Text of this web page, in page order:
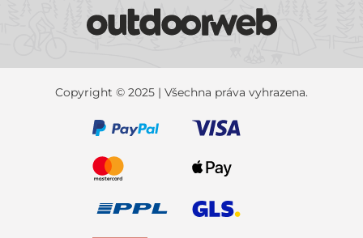
Copyright © 2025 | Všechna práva vyhrazena.